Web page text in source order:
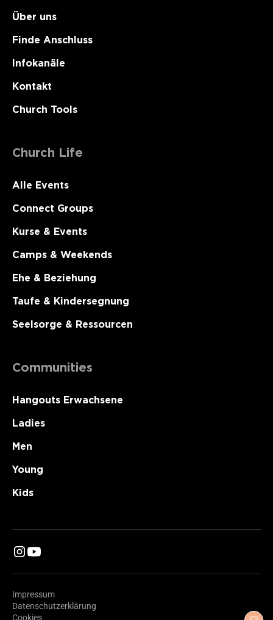
Über uns
Finde Anschluss
Infokanäle
Kontakt
Church Tools
Church Life
Alle Events
Connect Groups
Kurse & Events
Camps & Weekends
Ehe & Beziehung
Taufe & Kindersegnung
Seelsorge & Ressourcen
Communities
Hangouts Erwachsene
Ladies
Men
Young
Kids
Impressum
Datenschutzerklärung
Cookies